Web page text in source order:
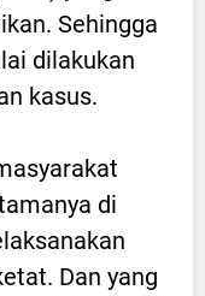
Sehingga
dilakukan
kasus.
di
Dan yang